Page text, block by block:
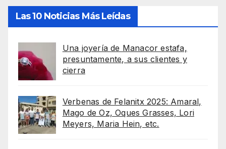
Las 10 Noticias Más Leídas
Una joyería de Manacor estafa,
presuntamente, a sus clientes y
cierra
Verbenas de Felanitx 2025: Amaral,
Mago de Oz, Oques Grasses, Lori
Meyers, Maria Hein, etc.